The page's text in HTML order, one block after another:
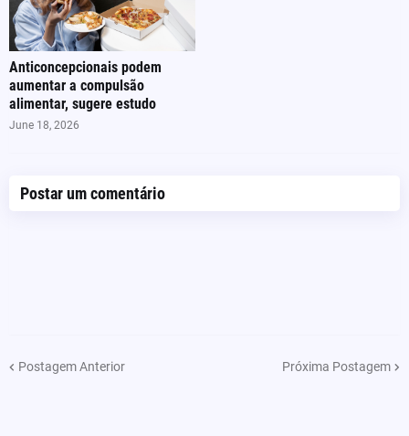
Anticoncepcionais podem
aumentar a compulsão
alimentar, sugere estudo
June 18, 2026
Postar um comentário
Postagem Anterior Próxima Postagem